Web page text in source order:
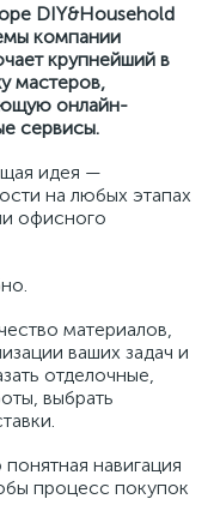
DIY&Household
компании
крупнейший в
мастеров,
онлайн-
сервисы.
идея —
на любых этапах
офисного
материалов,
ваших задач и
отделочные,
выбрать
навигация
процесс покупок